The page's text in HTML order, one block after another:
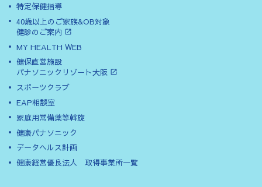
特定保健指導
40歳以上のご家族&OB対象
健診のご案内
MY HEALTH WEB
健保直営施設
パナソニックリゾート大阪
スポーツクラブ
EAP相談室
家庭用常備薬等斡旋
健康パナソニック
データヘルス計画
健康経営優良法人 取得事業所一覧